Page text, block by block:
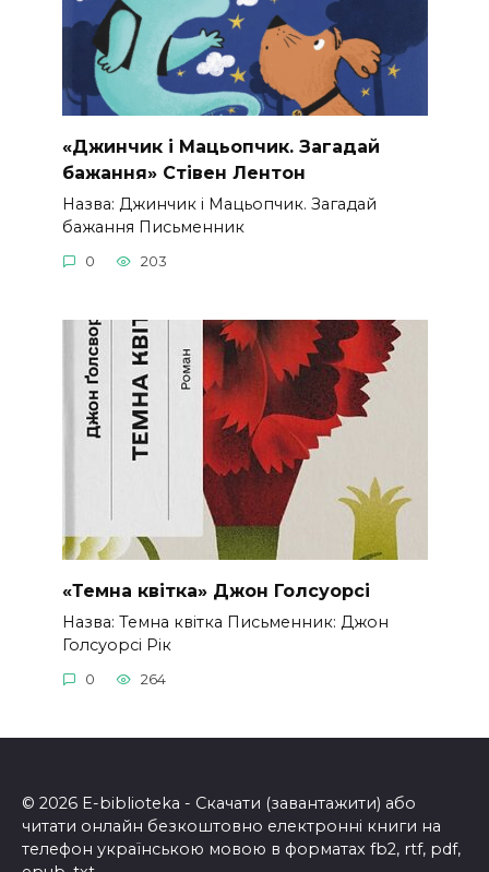
«Джинчик і Мацьопчик. Загадай
бажання» Стівен Лентон
Назва: Джинчик і Мацьопчик. Загадай
бажання Письменник
0 203
«Темна квітка» Джон Голсуорсі
Назва: Темна квітка Письменник: Джон
Голсуорсі Рік
0 264
© 2026 E-biblioteka - Скачати (завантажити) або
читати онлайн безкоштовно електронні книги на
телефон українською мовою в форматах fb2, rtf, pdf,